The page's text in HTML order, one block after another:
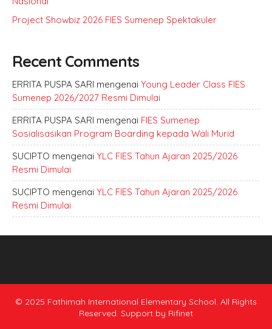
Project Showbiz 2026 FIES Sumenep Spektakuler
Recent Comments
ERRITA PUSPA SARI mengenai Young Leader Class FIES
Sumenep 2026/2027 Resmi Dimulai
ERRITA PUSPA SARI mengenai FIES Sumenep
Sosialisasikan Program Boarding kepada Wali Murid
SUCIPTO mengenai YLC FIES Tahun Ajaran 2025/2026
Resmi Dimulai
SUCIPTO mengenai YLC FIES Tahun Ajaran 2025/2026
Resmi Dimulai
© 2025 Fathimah International Elementary School. All Rights
Reserved. Support by Rifinet